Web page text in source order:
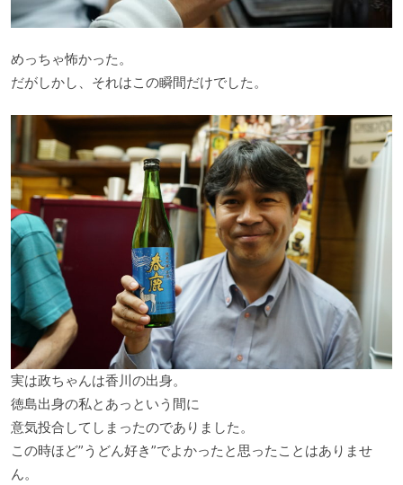
めっちゃ怖かった。
だがしかし、それはこの瞬間だけでした。
実は政ちゃんは香川の出身。
徳島出身の私とあっという間に
意気投合してしまったのでありました。
この時ほど”うどん好き”でよかったと思ったことはありませ
ん。